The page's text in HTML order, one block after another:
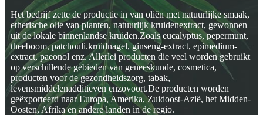
Het bedrijf zette de productie in van oliën met natuurlijke smaak,
etherische olie van planten, natuurlijk kruidenextract, gewonnen
uit de lokale binnenlandse kruiden.Zoals eucalyptus, pepermunt,
theeboom, patchouli.kruidnagel, ginseng-extract, epimedium-
extract, paeonol enz. Allerlei producten die veel worden gebruikt
op verschillende gebieden van geneeskunde, cosmetica,
producten voor de gezondheidszorg, tabak,
levensmiddelenadditieven enzovoort.De producten worden
geëxporteerd naar Europa, Amerika, Zuidoost-Azië, het Midden-
Oosten, Afrika en andere landen in de regio.